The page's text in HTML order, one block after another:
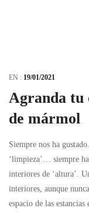
EN : 19/01/2021
Agranda tu
de mármol
Siempre nos ha
‘limpieza’… siempre
interiores de ‘altura’.
interiores, aunque
espacio de las